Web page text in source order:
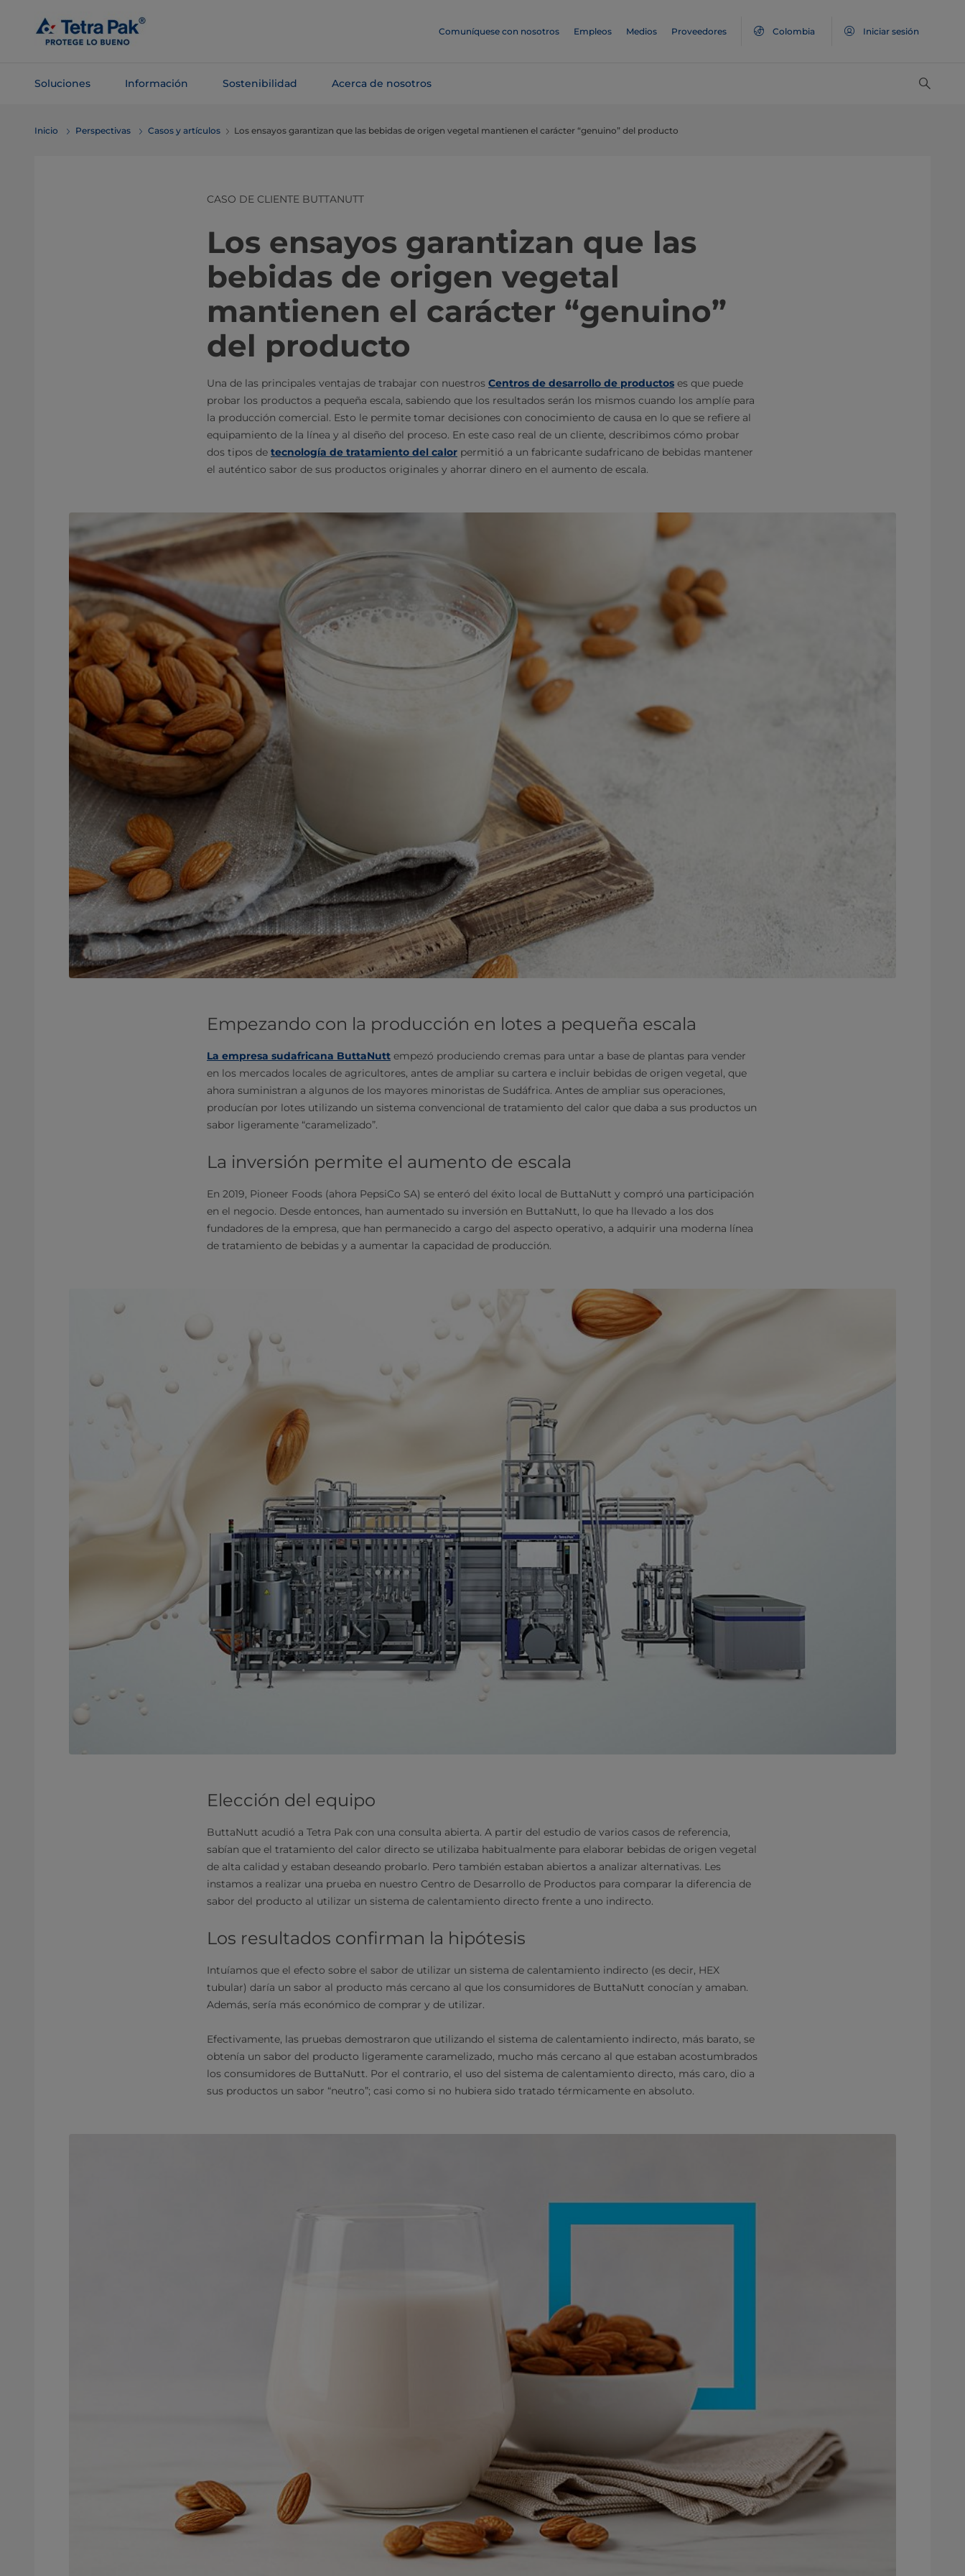
contenido
principal
Comuníquese con nosotros Empleos Medios Proveedores Colombia Iniciar sesión
Soluciones Información Sostenibilidad Acerca de nosotros
navegación
Inicio Perspectivas Casos y artículos Los ensayos garantizan que las bebidas de origen vegetal mantienen el carácter “genuino” del producto
CASO DE CLIENTE BUTTANUTT
Los ensayos garantizan que las
bebidas de origen vegetal
mantienen el carácter “genuino”
del producto
Una de las principales ventajas de trabajar con nuestros Centros de desarrollo de productos es que puede
probar los productos a pequeña escala, sabiendo que los resultados serán los mismos cuando los amplíe para
la producción comercial. Esto le permite tomar decisiones con conocimiento de causa en lo que se refiere al
equipamiento de la línea y al diseño del proceso. En este caso real de un cliente, describimos cómo probar
dos tipos de tecnología de tratamiento del calor permitió a un fabricante sudafricano de bebidas mantener
el auténtico sabor de sus productos originales y ahorrar dinero en el aumento de escala.
Empezando con la producción en lotes a pequeña escala
La empresa sudafricana ButtaNutt empezó produciendo cremas para untar a base de plantas para vender
en los mercados locales de agricultores, antes de ampliar su cartera e incluir bebidas de origen vegetal, que
ahora suministran a algunos de los mayores minoristas de Sudáfrica. Antes de ampliar sus operaciones,
producían por lotes utilizando un sistema convencional de tratamiento del calor que daba a sus productos un
sabor ligeramente “caramelizado”.
La inversión permite el aumento de escala
En 2019, Pioneer Foods (ahora PepsiCo SA) se enteró del éxito local de ButtaNutt y compró una participación
en el negocio. Desde entonces, han aumentado su inversión en ButtaNutt, lo que ha llevado a los dos
fundadores de la empresa, que han permanecido a cargo del aspecto operativo, a adquirir una moderna línea
de tratamiento de bebidas y a aumentar la capacidad de producción.
Elección del equipo
ButtaNutt acudió a Tetra Pak con una consulta abierta. A partir del estudio de varios casos de referencia,
sabían que el tratamiento del calor directo se utilizaba habitualmente para elaborar bebidas de origen vegetal
de alta calidad y estaban deseando probarlo. Pero también estaban abiertos a analizar alternativas. Les
instamos a realizar una prueba en nuestro Centro de Desarrollo de Productos para comparar la diferencia de
sabor del producto al utilizar un sistema de calentamiento directo frente a uno indirecto.
Los resultados confirman la hipótesis
Intuíamos que el efecto sobre el sabor de utilizar un sistema de calentamiento indirecto (es decir, HEX
tubular) daría un sabor al producto más cercano al que los consumidores de ButtaNutt conocían y amaban.
Además, sería más económico de comprar y de utilizar.
Efectivamente, las pruebas demostraron que utilizando el sistema de calentamiento indirecto, más barato, se
obtenía un sabor del producto ligeramente caramelizado, mucho más cercano al que estaban acostumbrados
los consumidores de ButtaNutt. Por el contrario, el uso del sistema de calentamiento directo, más caro, dio a
sus productos un sabor “neutro”; casi como si no hubiera sido tratado térmicamente en absoluto.